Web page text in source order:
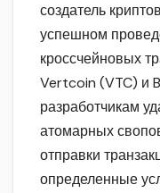
создатель
успешном
кроссчейновых
Vertcoin (VTC) и
разработчикам
атомарных
отправки
определенные